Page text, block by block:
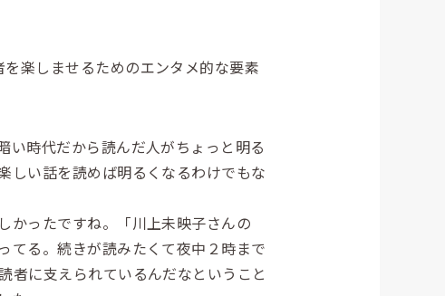
楽しませるためのエンタメ的な要素
時代だから読んだ人がちょっと明る
しい話を読めば明るくなるわけでもな
かったですね。「川上未映子さんの
てる。続きが読みたくて夜中２時まで
者に支えられているんだなということ